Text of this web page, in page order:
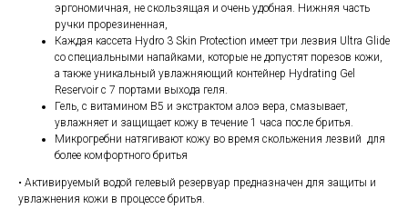
эргономичная, не скользящая и очень удобная. Нижняя часть
ручки прорезиненная,
Каждая кассета Hydro 3 Skin Protection имеет три лезвия Ultra Glide
со специальными напайками, которые не допустят порезов кожи,
а также уникальный увлажняющий контейнер Hydrating Gel
Reservoir с 7 портами выхода геля.
Гель, с витамином В5 и экстрактом алоэ вера, смазывает,
увлажняет и защищает кожу в течение 1 часа после бритья.
Микрогребни натягивают кожу во время скольжения лезвий для
более комфортного бритья
• Активируемый водой гелевый резервуар предназначен для защиты и
увлажнения кожи в процессе бритья.